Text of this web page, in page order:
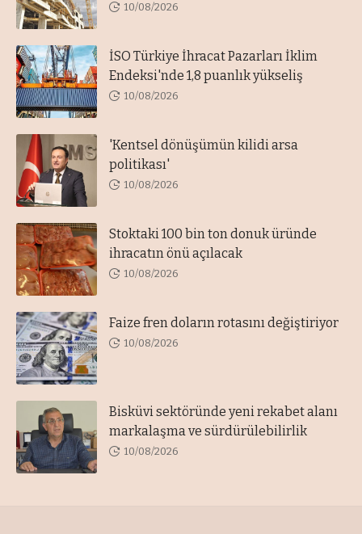
10/08/2026
İSO Türkiye İhracat Pazarları İklim
Endeksi'nde 1,8 puanlık yükseliş
10/08/2026
'Kentsel dönüşümün kilidi arsa
politikası'
10/08/2026
Stoktaki 100 bin ton donuk üründe
ihracatın önü açılacak
10/08/2026
Faize fren doların rotasını değiştiriyor
10/08/2026
Bisküvi sektöründe yeni rekabet alanı
markalaşma ve sürdürülebilirlik
10/08/2026